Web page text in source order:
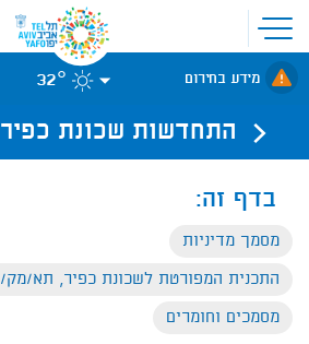
פתיחת
תפריט
אתר
לאתר עיריית
תל-אביב
מידע בחירום 32°
התחדשות שכונת כפיר
בדף זה:
מסמך מדיניות
התכנית המפורטת לשכונת כפיר, תא/מק/5081
מסמכים וחומרים